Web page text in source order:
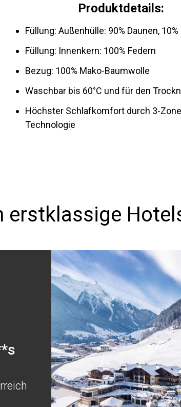
Produktdetails:
Füllung: Außenhülle: 90% Daunen, 10%
Füllung: Innenkern: 100% Federn
Bezug: 100% Mako-Baumwolle
Waschbar bis 60°C und für den
Höchster Schlafkomfort durch 3-
Technologie
erstklassige